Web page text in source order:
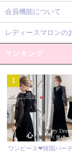
会員機能について
レディースマロンの
ランキング
1
ワンピース❤韓国パーテ